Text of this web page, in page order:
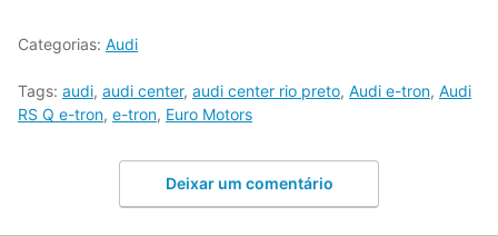
Categorias: Audi
Tags: audi, audi center, audi center rio preto, Audi e-tron, Audi
RS Q e-tron, e-tron, Euro Motors
Deixar um comentário